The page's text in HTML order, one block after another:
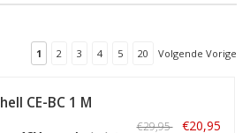
zijn deze accu's doorgaans
hier overigens niet met het - via
houden van de accu met als doel
is namelijk nodig voor álle accu's, ook
Free, waarvoor bijgaand een ruim
1 2 3 4 5 20 Volgende Vorige
CE-BC 1 M
€29,95 €20,95